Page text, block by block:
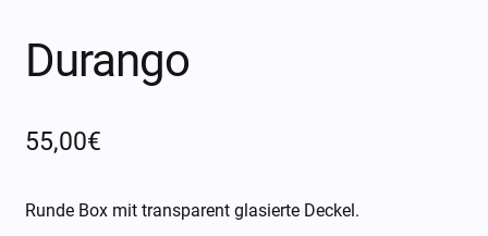
Durango
55,00€
Runde Box mit transparent glasierte Deckel.